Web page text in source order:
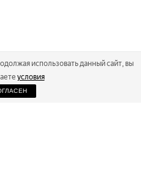
использовать данный сайт, вы
условия